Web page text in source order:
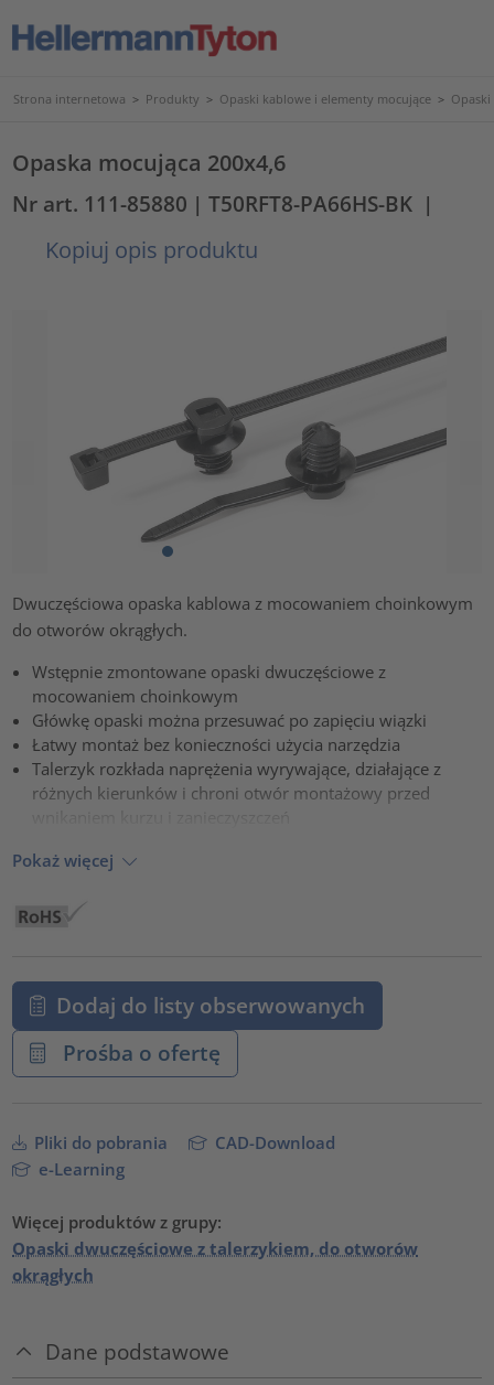
Strona internetowa > Produkty > Opaski kablowe i elementy mocujące >
Opaska mocująca 200x4,6
Nr art. 111-85880 | T50RFT8-PA66HS-BK |
Kopiuj opis produktu
Dwuczęściowa opaska kablowa z mocowaniem choinkowym
do otworów okrągłych.
Wstępnie zmontowane opaski dwuczęściowe z
mocowaniem choinkowym
Główkę opaski można przesuwać po zapięciu wiązki
Łatwy montaż bez konieczności użycia narzędzia
Talerzyk rozkłada naprężenia wyrywające, działające z
różnych kierunków i chroni otwór montażowy przed
Pokaż więcej
Dodaj do listy obserwowanych
Prośba o ofertę
Pliki do pobrania
CAD-Download
e-Learning
Więcej produktów z grupy:
Opaski dwuczęściowe z talerzykiem, do otworów
okrągłych
Dane podstawowe